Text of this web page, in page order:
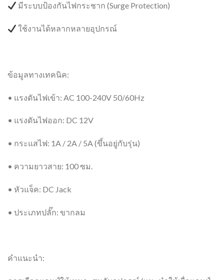
มีระบบป้องกันไฟกระชาก (Surge Protection)
ใช้งานได้หลากหลายอุปกรณ์
ข้อมูลทางเทคนิค:
• แรงดันไฟเข้า: AC 100-240V 50/60Hz
• แรงดันไฟออก: DC 12V
• กระแสไฟ: 1A / 2A / 5A (ขึ้นอยู่กับรุ่น)
• ความยาวสาย: 100 ซม.
• หัวแจ็ค: DC Jack
• ประเภทปลั๊ก: ขากลม
คำแนะนำ: